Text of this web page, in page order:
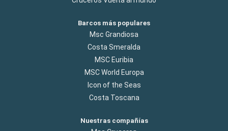
Barcos más populares
Msc Grandiosa
Costa Smeralda
MSC Euribia
MSC World Europa
Icon of the Seas
Costa Toscana
Nuestras compañías